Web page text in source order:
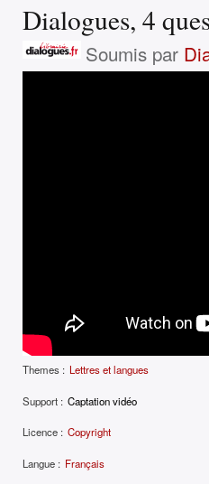
Dialogues, 4
Soumis par
Themes : Lettres et langues
Support : Captation vidéo
Licence : Copyright
Langue : Français